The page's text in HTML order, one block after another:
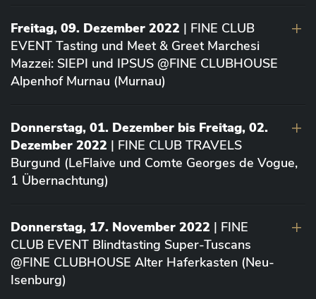
Freitag, 09. Dezember 2022 | FINE CLUB
EVENT Tasting und Meet & Greet Marchesi
Mazzei: SIEPI und IPSUS @FINE CLUBHOUSE
Alpenhof Murnau (Murnau)
Donnerstag, 01. Dezember bis Freitag, 02.
Dezember 2022 | FINE CLUB TRAVELS
Burgund (LeFlaive und Comte Georges de Vogue,
1 Übernachtung)
Donnerstag, 17. November 2022 | FINE
CLUB EVENT Blindtasting Super-Tuscans
@FINE CLUBHOUSE Alter Haferkasten (Neu-
Isenburg)